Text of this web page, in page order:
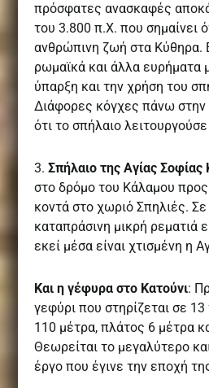
πρόσφατες ανασκαφές
του 3.800 π.Χ. που σημαίνει
ανθρώπινη ζωή στα Κύθηρα.
ρωμαϊκά και άλλα ευρήματα
ύπαρξη και την χρήση του
Διάφορες κόγχες πάνω
ότι το σπήλαιο
3. Σπήλαιο της Αγίας Σοφίας
στο δρόμο του Κάλαμου
κοντά στο χωριό Σπηλιές. Σε
καταπράσινη μικρή ρεματιά
εκεί μέσα είναι χτισμένη η
Και η γέφυρα στο Κατούνι:
γεφύρι που στηρίζεται σε
110 μέτρα, πλάτος 6 μέτρα
Θεωρείται το μεγαλύτερο
έργο που έγινε την εποχή